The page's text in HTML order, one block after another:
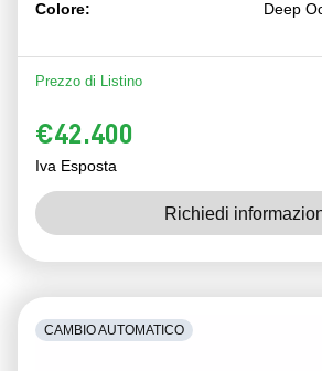
Colore:
Deep
Prezzo di Listino
€42.400
Iva Esposta
Richiedi
CAMBIO AUTOMATICO